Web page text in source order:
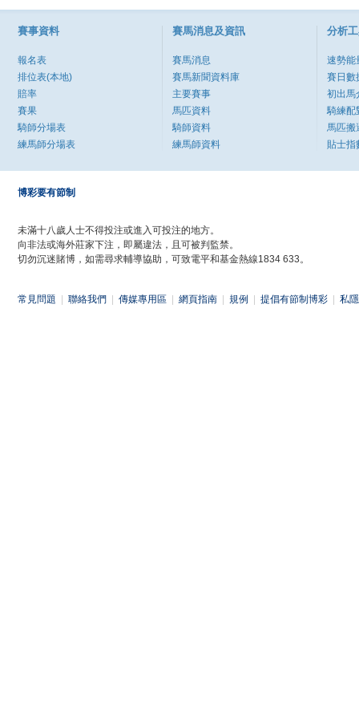
賽事資料
報名表
排位表(本地)
賠率
賽果
騎師分場表
練馬師分場表
賽馬消息及資訊
賽馬消息
賽馬新聞資料庫
主要賽事
馬匹資料
騎師資料
練馬師資料
分析
速勢能
賽日數
初出馬
騎練配
馬匹搬
貼士指
博彩要有節制
未滿十八歲人士不得投注或進入可投注的地方。
向非法或海外莊家下注，即屬違法，且可被判監禁。
切勿沉迷賭博，如需尋求輔導協助，可致電平和基金熱線1834 633。
常見問題 聯絡我們 傳媒專用區 網頁指南 規例 提倡有節制博彩 私